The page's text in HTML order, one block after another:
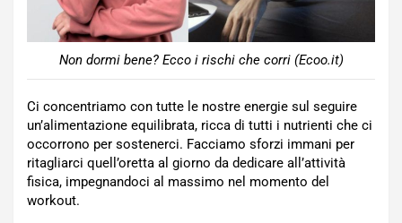
Non dormi bene? Ecco i rischi che corri (Ecoo.it)
Ci concentriamo con tutte le nostre energie sul seguire
un’alimentazione equilibrata, ricca di tutti i nutrienti che ci
occorrono per sostenerci. Facciamo sforzi immani per
ritagliarci quell’oretta al giorno da dedicare all’attività
fisica, impegnandoci al massimo nel momento del
workout.